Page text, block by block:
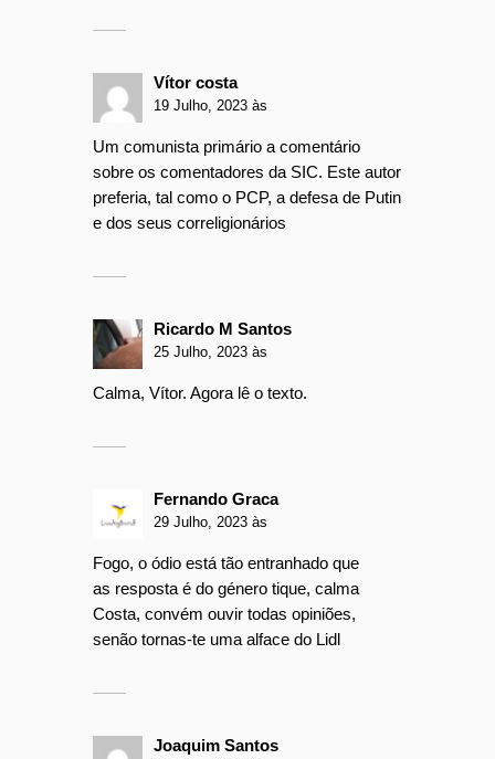
Vítor costa
19 Julho, 2023 às
Um comunista primário a comentário
sobre os comentadores da SIC. Este autor
preferia, tal como o PCP, a defesa de Putin
e dos seus correligionários
Ricardo M Santos
25 Julho, 2023 às
Calma, Vítor. Agora lê o texto.
Fernando Graca
29 Julho, 2023 às
Fogo, o ódio está tão entranhado que
as resposta é do género tique, calma
Costa, convém ouvir todas opiniões,
senão tornas-te uma alface do Lidl
Joaquim Santos